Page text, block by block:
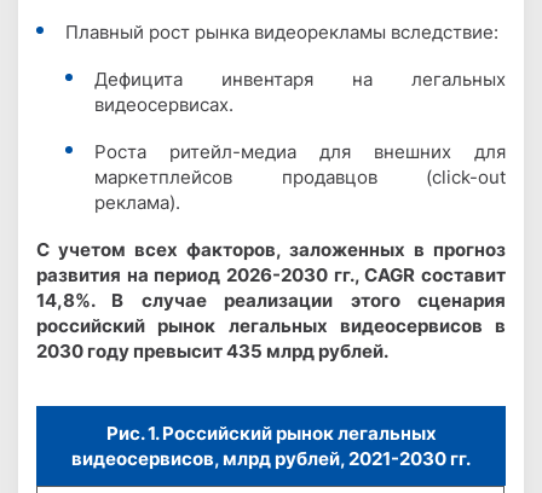
Плавный рост рынка видеорекламы вследствие:
Дефицита инвентаря на легальных
видеосервисах.
Роста ритейл-медиа для внешних для
маркетплейсов продавцов (click-out
реклама).
С учетом всех факторов, заложенных в прогноз
развития на период 2026-2030 гг., CAGR составит
14,8%. В случае реализации этого сценария
российский рынок легальных видеосервисов в
2030 году превысит 435 млрд рублей.
Рис. 1. Российский рынок легальных
видеосервисов, млрд рублей, 2021-2030 гг.